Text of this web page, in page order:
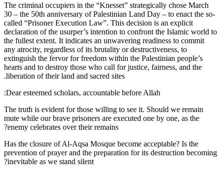
The criminal occupiers in the “Knesset” strategically chose March
30 – the 50th anniversary of Palestinian Land Day – to enact the so-
called “Prisoner Execution Law”. This decision is an explicit
declaration of the usurper’s intention to confront the Islamic world to
the fullest extent. It indicates an unwavering readiness to commit
any atrocity, regardless of its brutality or destructiveness, to
extinguish the fervor for freedom within the Palestinian people’s
hearts and to destroy those who call for justice, fairness, and the
liberation of their land and sacred sites.
Dear esteemed scholars, accountable before Allah:
The truth is evident for those willing to see it. Should we remain
mute while our brave prisoners are executed one by one, as the
enemy celebrates over their remains?
Has the closure of Al-Aqsa Mosque become acceptable? Is the
prevention of prayer and the preparation for its destruction becoming
inevitable as we stand silent?